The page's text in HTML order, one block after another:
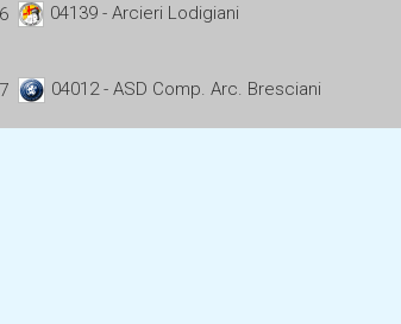
6 04139 - Arcieri Lodigiani
7 04012 - ASD Comp. Arc. Bresciani